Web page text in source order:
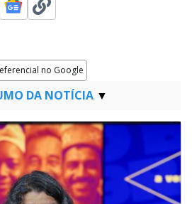
no Google
DA NOTÍCIA